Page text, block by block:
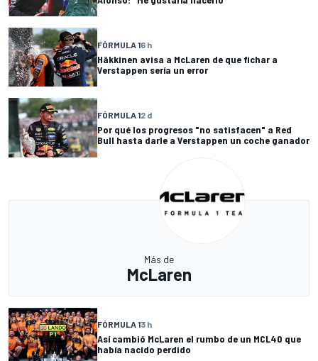
FÓRMULA 16 h
Häkkinen avisa a McLaren de que fichar a
Verstappen sería un error
FÓRMULA 12 d
Por qué los progresos "no satisfacen" a Red
Bull hasta darle a Verstappen un coche ganador
Más de
McLaren
FÓRMULA 13 h
Así cambió McLaren el rumbo de un MCL40 que
había nacido perdido